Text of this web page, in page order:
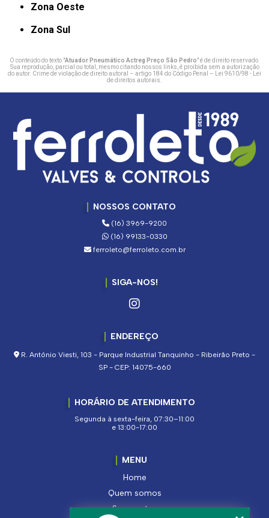
Zona Oeste
Zona Sul
O conteúdo do texto "Atuador Pneumático Actreg Preço São Pedro" é de direito reservado.
Sua reprodução, parcial ou total, mesmo citando nossos links, é proibida sem a autorização
do autor. Crime de violação de direito autoral – artigo 184 do Código Penal –
Lei 9610/98 - Lei
de direitos autorais
NOSSOS CONTATO
(16) 3969-9200
(16) 99133-0330
ferroleto@ferroleto.com.br
SIGA-NOS!
ENDEREÇO
R. Antônio Viesti, 103 - Parque Industrial Tanquinho - Ribeirão Preto -
SP - CEP: 14075-660
HORÁRIO DE ATENDIMENTO
Segunda à sexta-feira, 07:30–11:00
e 13:00-17:00
MENU
Home
Quem somos
Segmentos